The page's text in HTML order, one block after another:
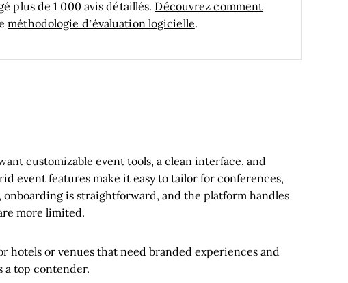
plus de 1 000 avis détaillés. Découvrez comment
méthodologie d’évaluation logicielle.
customizable event tools, a clean interface, and
event features make it easy to tailor for conferences,
is straightforward, and the platform handles
more limited.
hotels or venues that need branded experiences and
a top contender.